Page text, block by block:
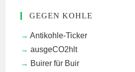
GEGEN KOHLE
Antikohle-Ticker
ausgeCO2hlt
Buirer für Buir